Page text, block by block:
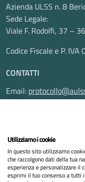
Azienda ULSS n. 8
Sede Legale:
Viale F. Rodolfi, 37 –
Codice Fiscale e P.
CONTATTI
Email:
Pec:
Privacy Policy
Utilizziamo i cookie
In questo sito utilizziamo
che raccolgono dati della tua
esperienza e personalizzare il
esprimi il tuo consenso a tutti